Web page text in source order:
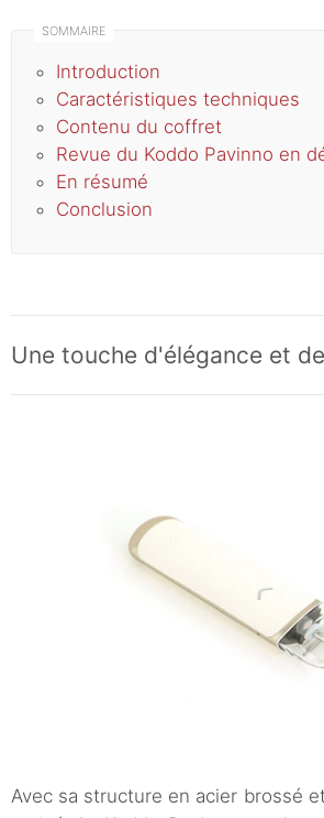
Introduction
Caractéristiques techniques
Contenu du coffret
Revue du Koddo Pavinno en
En résumé
Conclusion
Une touche d'élégance et
Avec sa structure en acier brossé